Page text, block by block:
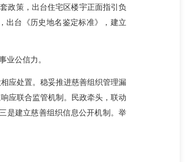
政策，出台住宅区楼宇正面指引负
出台《历史地名鉴定标准》，建立
事业公信力。
应处置。稳妥推进慈善组织管理漏
应联合监管机制。民政牵头，联动
是建立慈善组织信息公开机制。举